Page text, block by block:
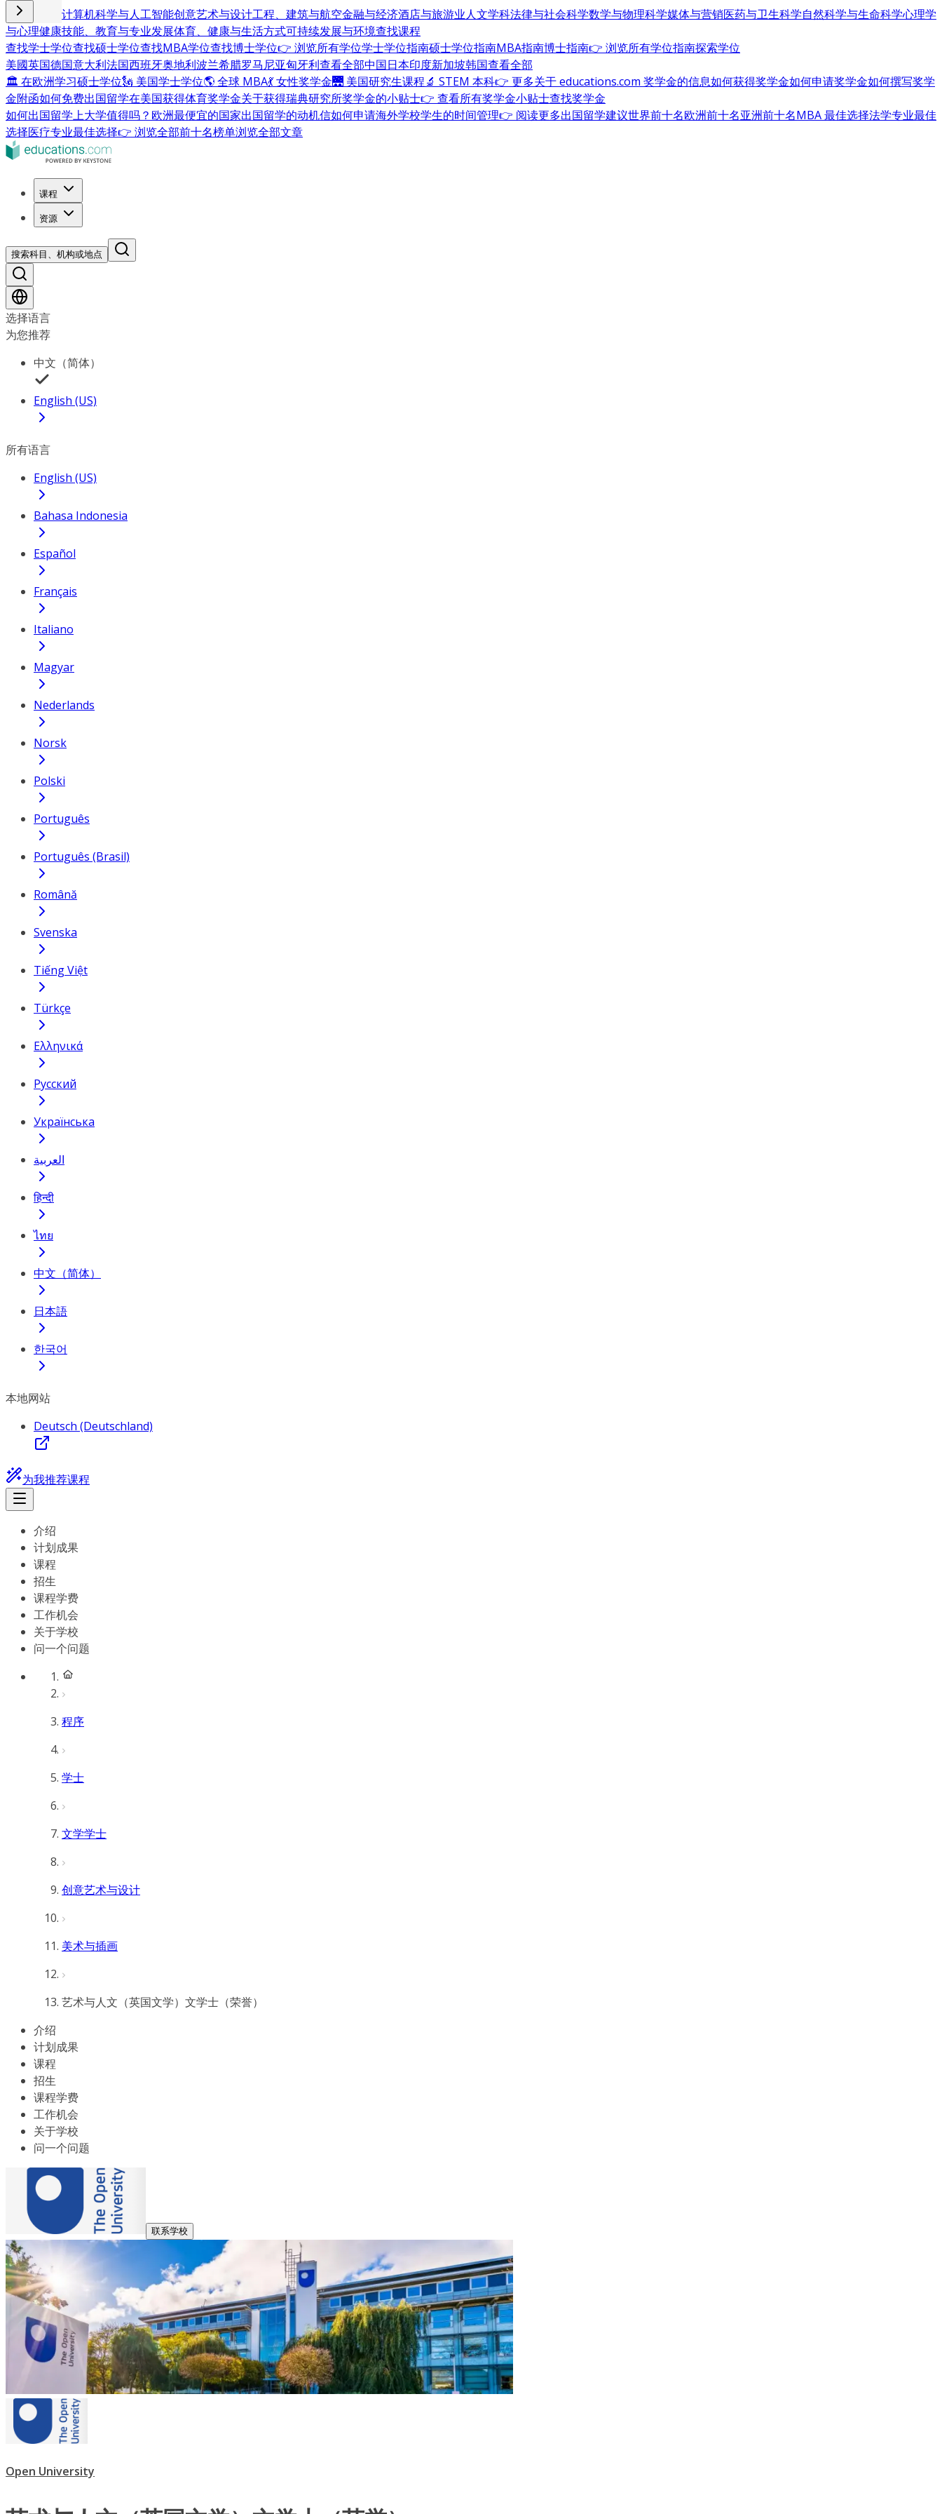
商业与管理 计算机科学与人工智能创意艺术与设计工程、建筑与航空金融与经济酒店与旅游业人文学科法律与社会科学数学与物理科学媒体与营销医药与卫生科学自然科学与生命科学心理学
与心理健康技能、教育与专业发展体育、健康与生活方式可持续发展与环境查找课程
查找学士学位查找硕士学位查找MBA学位查找博士学位👉 浏览所有学位学士学位指南硕士学位指南MBA指南博士指南👉 浏览所有学位指南探索学位
美國英国德国意大利法国西班牙奥地利波兰希腊罗马尼亚匈牙利查看全部中国日本印度新加坡韩国查看全部
🏛 在欧洲学习硕士学位🗽 美国学士学位🌎 全球 MBA💃 女性奖学金🌉 美国研究生课程🔬 STEM 本科👉 更多关于 educations.com 奖学金的信息如何获得奖学金如何申请奖学金如何撰写奖学
金附函如何免费出国留学在美国获得体育奖学金关于获得瑞典研究所奖学金的小贴士👉 查看所有奖学金小贴士查找奖学金
如何出国留学上大学值得吗？ 欧洲最便宜的国家出国留学的动机信如何申请海外学校学生的时间管理👉 阅读更多出国留学建议世界前十名欧洲前十名亚洲前十名MBA 最佳选择法学专业最佳
选择医疗专业最佳选择👉 浏览全部前十名榜单浏览全部文章
课程
资源
搜索科目、机构或地点
选择语言
为您推荐
中文（简体）
English (US)
所有语言
English (US)
Bahasa Indonesia
Español
Français
Italiano
Magyar
Nederlands
Norsk
Polski
Português
Português (Brasil)
Română
Svenska
Tiếng Việt
Türkçe
Ελληνικά
Русский
Українська
العربية
हिन्दी
ไทย
中文（简体）
日本語
한국어
本地网站
Deutsch (Deutschland)
为我推荐课程
介绍
计划成果
课程
招生
课程学费
工作机会
关于学校
问一个问题
程序
学士
文学学士
创意艺术与设计
美术与插画
艺术与人文（英国文学）文学士（荣誉）
介绍
计划成果
课程
招生
课程学费
工作机会
关于学校
问一个问题
联系学校
Open University